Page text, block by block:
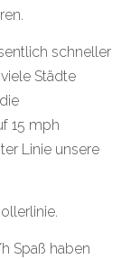
schneller
Städte
15 mph
Linie unsere
Spaß haben